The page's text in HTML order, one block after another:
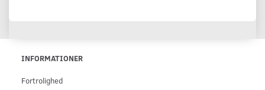
INFORMATIONER
Fortrolighed